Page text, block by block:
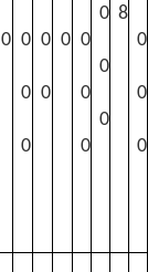
0 0
0
0
0
0
0 0
0
0
0
0
0
8
0
0
0